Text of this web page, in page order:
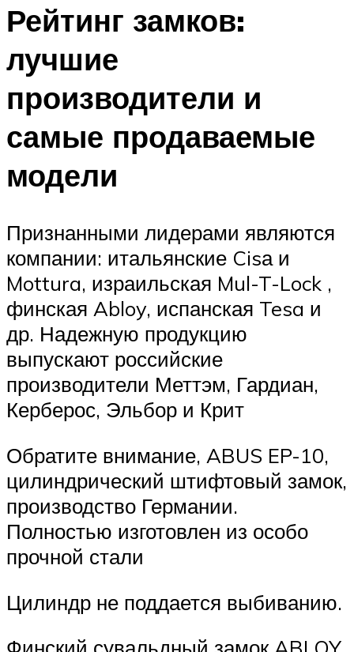
Рейтинг замков:
лучшие
производители и
самые продаваемые
модели
Признанными лидерами являются
компании: итальянские Cisа и
Mottura, израильская Mul-T-Lock ,
финская Abloy, испанская Tesa и
др. Надежную продукцию
выпускают российские
производители Меттэм, Гардиан,
Керберос, Эльбор и Крит
Обратите внимание, ABUS EP-10,
цилиндрический штифтовый замок,
производство Германии.
Полностью изготовлен из особо
прочной стали
Цилиндр не поддается выбиванию.